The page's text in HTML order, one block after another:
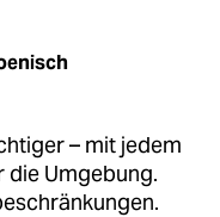
– mit jedem
die Umgebung.